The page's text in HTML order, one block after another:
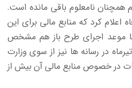
نامعلوم باقی مانده است.
اعلام کرد که منابع مالی برای این
موعد اجرای طرح باز هم مشخص
نشد و زمان اعلامی ۱۷ تیرماه در رسانه ها نیز از سوی وزارت
در خصوص منابع مالی آن بیش از